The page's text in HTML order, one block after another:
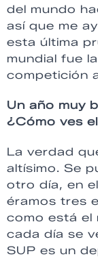
del mundo
así que me
esta última
mundial fue
competición
Un año muy
¿Cómo ves
La verdad
altísimo. Se
otro día, en
éramos tres
como está el
cada día se
SUP es un